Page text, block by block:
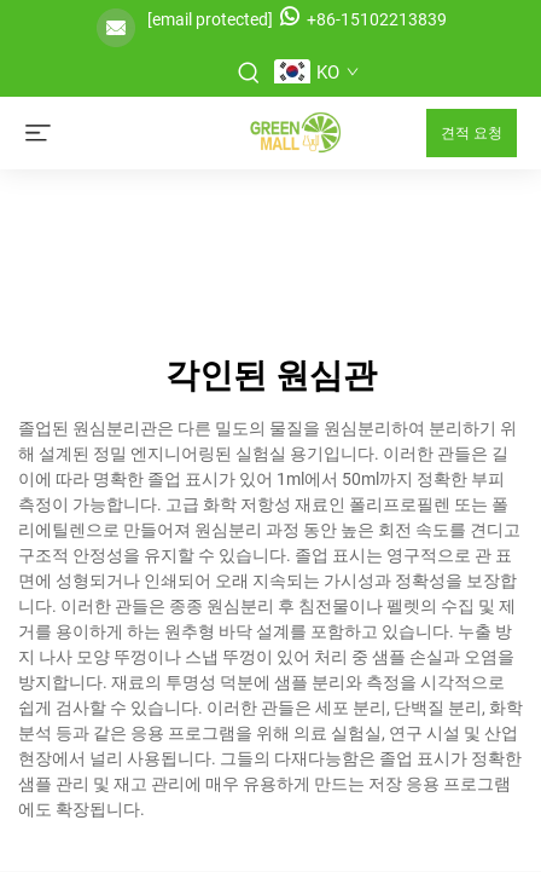
[email protected] +86-15102213839
KO
견적 요청
각인된 원심관
졸업된 원심분리관은 다른 밀도의 물질을 원심분리하여 분리하기 위
해 설계된 정밀 엔지니어링된 실험실 용기입니다. 이러한 관들은 길
이에 따라 명확한 졸업 표시가 있어 1ml에서 50ml까지 정확한 부피
측정이 가능합니다. 고급 화학 저항성 재료인 폴리프로필렌 또는 폴
리에틸렌으로 만들어져 원심분리 과정 동안 높은 회전 속도를 견디고
구조적 안정성을 유지할 수 있습니다. 졸업 표시는 영구적으로 관 표
면에 성형되거나 인쇄되어 오래 지속되는 가시성과 정확성을 보장합
니다. 이러한 관들은 종종 원심분리 후 침전물이나 펠렛의 수집 및 제
거를 용이하게 하는 원추형 바닥 설계를 포함하고 있습니다. 누출 방
지 나사 모양 뚜껑이나 스냅 뚜껑이 있어 처리 중 샘플 손실과 오염을
방지합니다. 재료의 투명성 덕분에 샘플 분리와 측정을 시각적으로
쉽게 검사할 수 있습니다. 이러한 관들은 세포 분리, 단백질 분리, 화학
분석 등과 같은 응용 프로그램을 위해 의료 실험실, 연구 시설 및 산업
현장에서 널리 사용됩니다. 그들의 다재다능함은 졸업 표시가 정확한
샘플 관리 및 재고 관리에 매우 유용하게 만드는 저장 응용 프로그램
에도 확장됩니다.